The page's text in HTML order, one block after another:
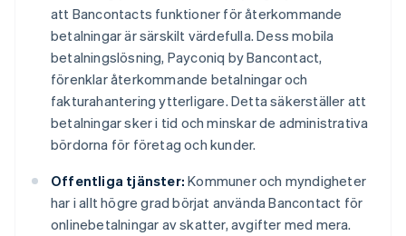
att Bancontacts funktioner för återkommande
betalningar är särskilt värdefulla. Dess mobila
betalningslösning, Payconiq by Bancontact,
förenklar återkommande betalningar och
fakturahantering ytterligare. Detta säkerställer att
betalningar sker i tid och minskar de administrativa
bördorna för företag och kunder.
Offentliga tjänster: Kommuner och myndigheter
har i allt högre grad börjat använda Bancontact för
onlinebetalningar av skatter, avgifter med mera.